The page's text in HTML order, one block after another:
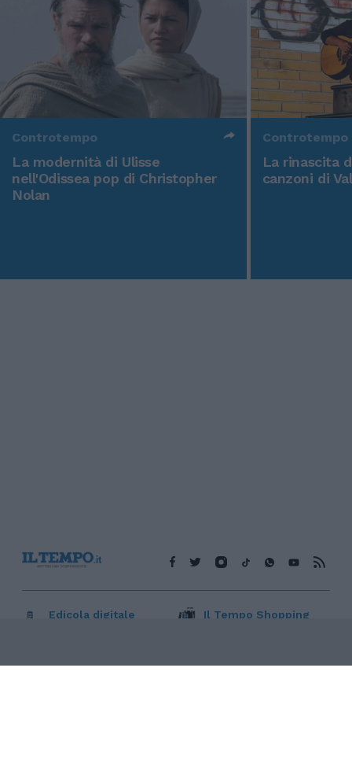
Controtempo
La modernità di Ulisse
nell'Odissea pop di Christopher
Nolan
Controtempo
La rinascita
canzoni di
Edicola digitale Il Tempo Shopping